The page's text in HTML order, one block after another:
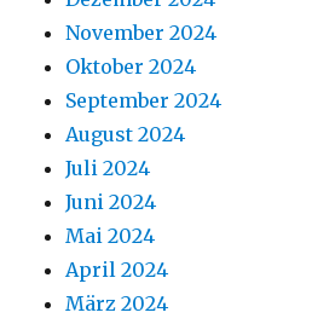
November 2024
Oktober 2024
September 2024
August 2024
Juli 2024
Juni 2024
Mai 2024
April 2024
März 2024